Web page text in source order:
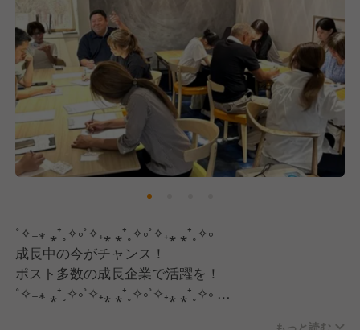
˚✧₊⁎ ⁎⁺˳✧༚˚✧₊⁎ ⁎⁺˳✧༚˚✧₊⁎ ⁎⁺˳✧༚
成長中の今がチャンス！
ポスト多数の成長企業で活躍を！
˚✧₊⁎ ⁎⁺˳✧༚˚✧₊⁎ ⁎⁺˳✧༚˚✧₊⁎ ⁎⁺˳✧༚
もっと読む